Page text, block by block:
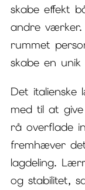
skabe effekt
andre
rummet
skabe en
Det
med til at
rå overflade
fremhæver
lagdeling.
og stabilitet,